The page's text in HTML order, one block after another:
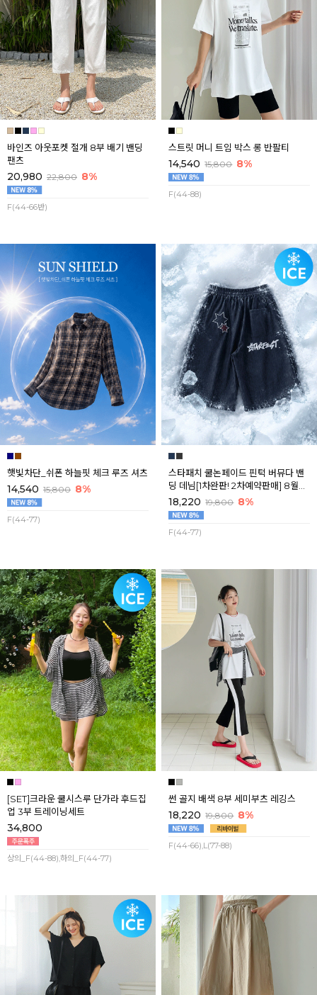
바인즈 아웃포켓 절개 8부 배기 밴딩
팬츠
20,980 22,800 8%
F(44-66반)
스트릿 머니 트임 박스 롱 반팔티
14,540 15,800 8%
F(44-88)
햇빛차단_쉬폰 하늘핏 체크 루즈 셔츠
14,540 15,800 8%
F(44-77)
스타패치 쿨논페이드 핀턱 버뮤다 밴
딩 데님[1차완판! 2차예약판매] 8월셋
째주 순차배송
18,220 19,800 8%
F(44-77)
[SET]크라운 쿨시스루 단가라 후드집
업 3부 트레이닝세트
34,800
상의_F(44-88),하의_F(44-77)
썬 골지 배색 8부 세미부츠 레깅스
18,220 19,800 8%
F(44-66),L(77-88)